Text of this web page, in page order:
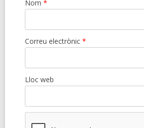
Nom *
Correu electrònic *
Lloc web